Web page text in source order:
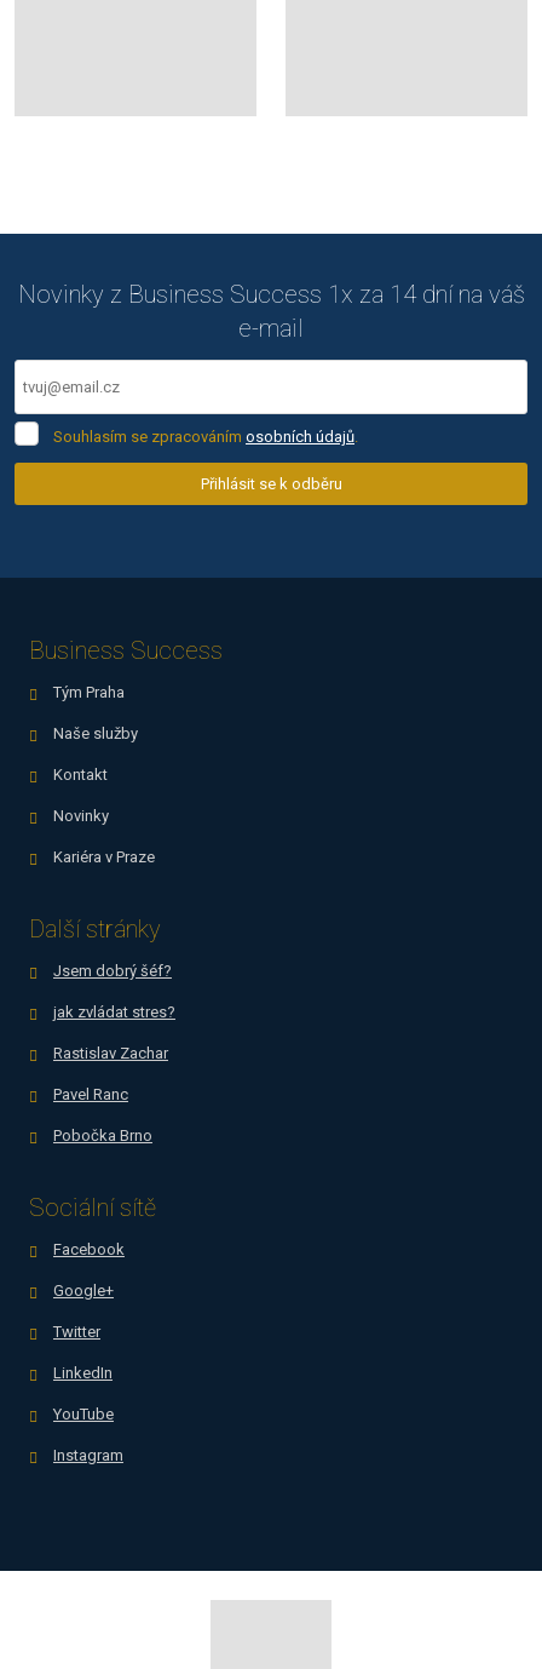
Novinky z Business Success 1x za 14 dní na váš
e-mail
Souhlasím
Souhlasím se zpracováním osobních údajů
Přihlásit se k odběru
odeslat.
Business Success
Tým Praha
Naše služby
Kontakt
Novinky
Kariéra v Praze
Další stránky
Jsem dobrý šéf?
jak zvládat stres?
Rastislav Zachar
Pavel Ranc
Pobočka Brno
Sociální sítě
Facebook
Google+
Twitter
LinkedIn
YouTube
Instagram